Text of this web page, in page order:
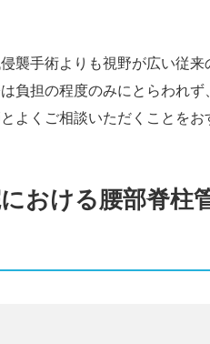
襲手術よりも視野が広い従
負担の程度のみにとらわれ
よくご相談いただくことをお
おける腰部脊柱